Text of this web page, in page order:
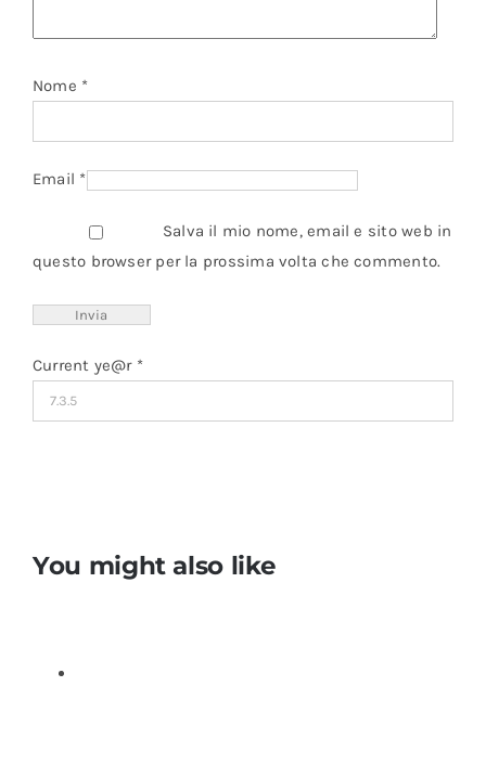
Nome *
Email *
Salva il mio nome, email e sito web in
questo browser per la prossima volta che commento.
Current ye@r *
You might also like